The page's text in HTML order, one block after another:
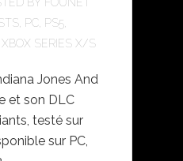
PC PS5
XBOX SERIES X/S
Jones And
et son DLC
testé sur
sur PC,